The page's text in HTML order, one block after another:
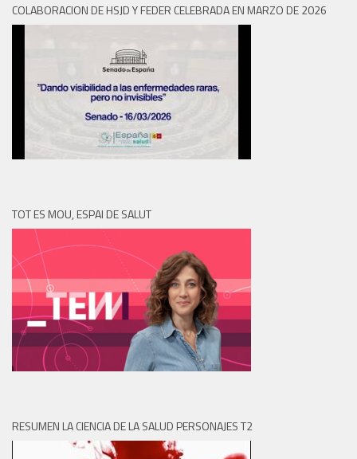
COLABORACION DE HSJD Y FEDER CELEBRADA EN MARZO DE 2026
TOT ES MOU, ESPAI DE SALUT
RESUMEN LA CIENCIA DE LA SALUD PERSONAJES T2